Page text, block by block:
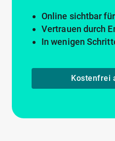
Online sichtbar
Vertrauen durch
In wenigen
Kostenfrei